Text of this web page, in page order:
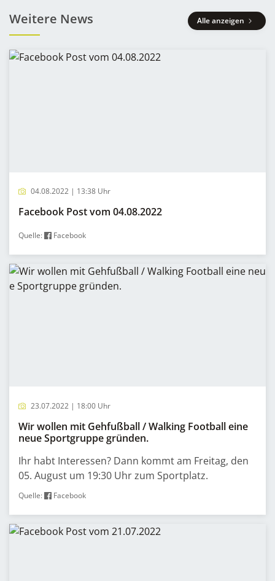
Weitere News Alle anzeigen
04.08.2022 | 13:38 Uhr
Facebook Post vom 04.08.2022
Quelle: Facebook
23.07.2022 | 18:00 Uhr
Wir wollen mit Gehfußball / Walking Football eine
neue Sportgruppe gründen.
Ihr habt Interessen? Dann kommt am Freitag, den
05. August um 19:30 Uhr zum Sportplatz.
Quelle: Facebook